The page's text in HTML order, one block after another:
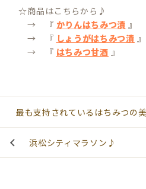
☆商品はこちらから♪
→ 『 かりんはちみつ漬 』
→ 『 しょうがはちみつ漬 』
→ 『 はちみつ甘酒 』
最も支持されているはちみつの
浜松シティマラソン♪